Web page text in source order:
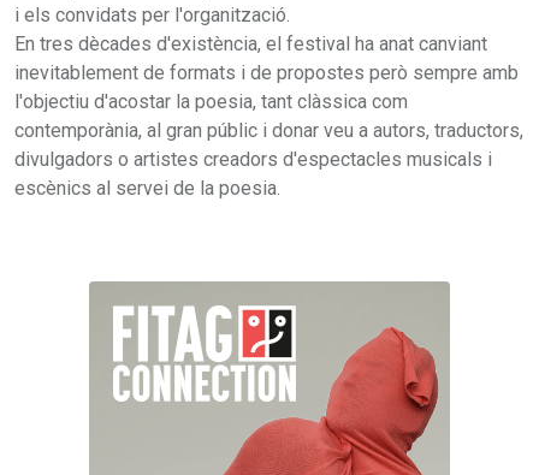
i els convidats per l'organització.
En tres dècades d'existència, el festival ha anat canviant
inevitablement de formats i de propostes però sempre amb
l'objectiu d'acostar la poesia, tant clàssica com
contemporània, al gran públic i donar veu a autors, traductors,
divulgadors o artistes creadors d'espectacles musicals i
escènics al servei de la poesia.